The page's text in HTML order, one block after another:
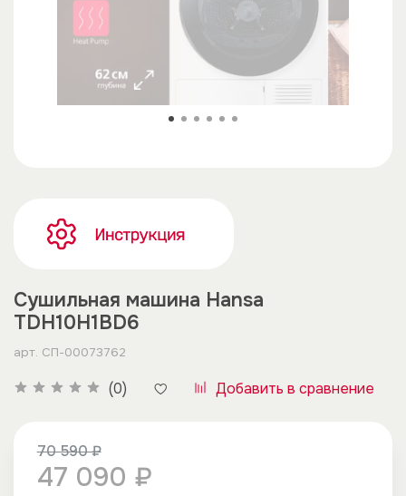
Сушильная машина Hansa
TDH10H1BD6
арт. СП-00073762
(0) Добавить в сравнение
70 590 ₽
47 090 ₽